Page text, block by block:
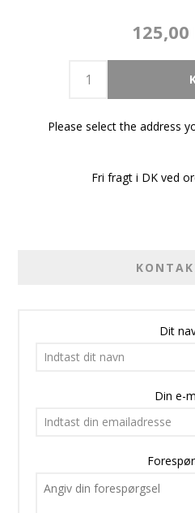
125,00
Please select the address
Fri fragt i DK ved
Dit
Din e-